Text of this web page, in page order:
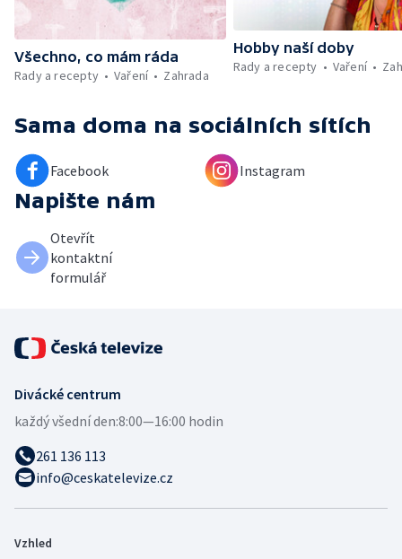
Všechno, co mám ráda
Rady a recepty
Vaření Zahrada
Hobby naší doby
Rady a recepty
Vaření
Sama doma na sociálních sítích
Facebook Instagram
Napište nám
Otevřít
kontaktní
formulář
Divácké centrum
každý všední den:8:00—16:00 hodin
261 136 113
info@ceskatelevize.cz
Vzhled